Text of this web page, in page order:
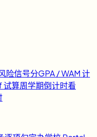
险信号分GPA / WAM 计
试算周学期倒计时看